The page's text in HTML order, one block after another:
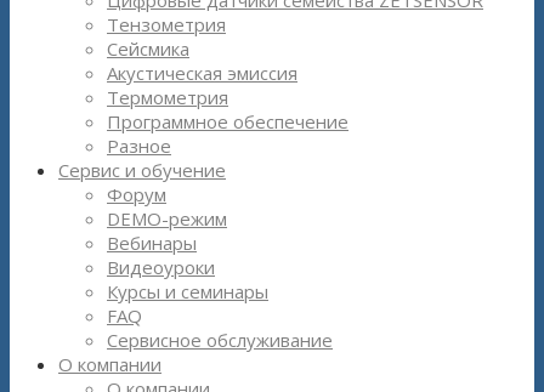
Тензометрия
Сейсмика
Акустическая эмиссия
Термометрия
Программное обеспечение
Разное
Сервис и обучение
Форум
DEMO-режим
Вебинары
Видеоуроки
Курсы и семинары
FAQ
Сервисное обслуживание
О компании